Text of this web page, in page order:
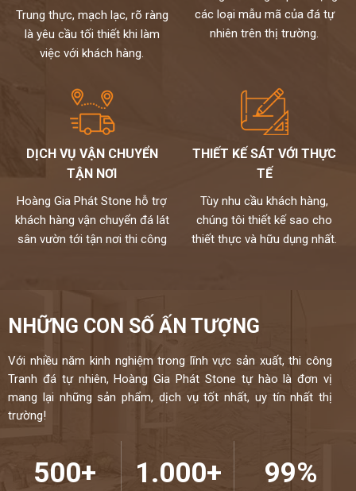
Trung thực, mạch lạc, rõ ràng
là yêu cầu tối thiết khi làm
việc với khách hàng.
các loại mẫu mã của đá tự
nhiên trên thị trường.
DỊCH VỤ VẬN CHUYỂN
TẬN NƠI
Hoàng Gia Phát Stone hỗ trợ
khách hàng vận chuyển đá lát
sân vườn tới tận nơi thi công
THIẾT KẾ SÁT VỚI THỰC
TẾ
Tùy nhu cầu khách hàng,
chúng tôi thiết kế sao cho
thiết thực và hữu dụng nhất.
NHỮNG CON SỐ ẤN TƯỢNG
Với nhiều năm kinh nghiệm trong lĩnh vực sản xuất, thi công
Tranh đá tự nhiên, Hoàng Gia Phát Stone tự hào là đơn vị
mang lại những sản phẩm, dịch vụ tốt nhất, uy tín nhất thị
trường!
500+ 1.000+ 99%